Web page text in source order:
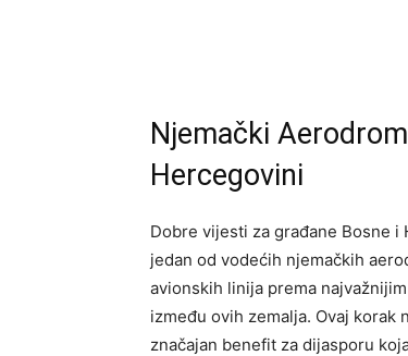
Njemački
Hercegovini
Dobre vijesti za građane Bosne
jedan od vodećih njemačkih
avionskih linija prema
između ovih zemalja. Ovaj
značajan benefit za dijasporu